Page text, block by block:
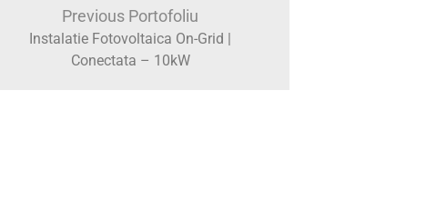
Previous Portofoliu
Instalatie Fotovoltaica On-Grid |
Conectata – 10kW